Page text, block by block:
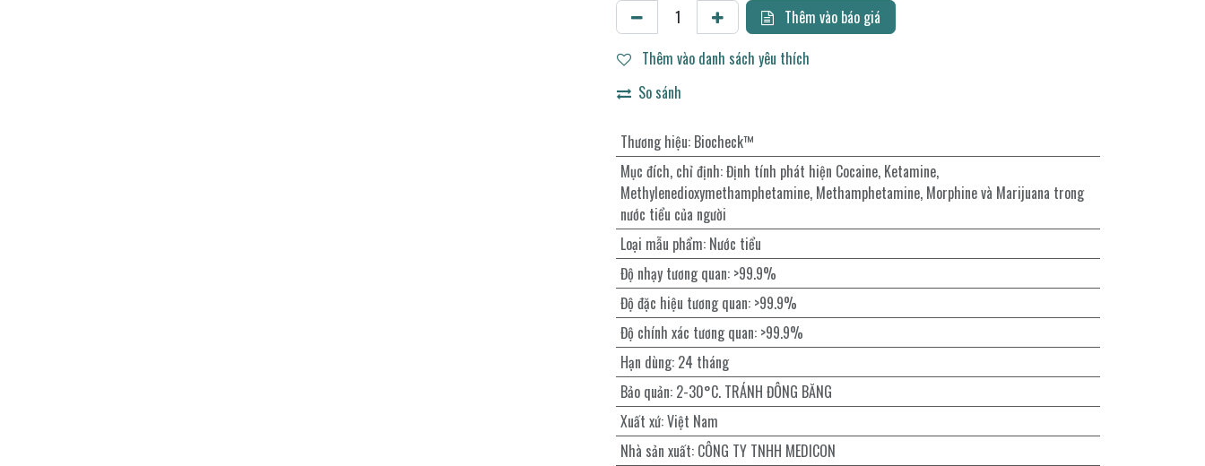
Thêm vào báo giá
Thêm vào danh sách yêu thích
So sánh
Thương hiệu: Biocheck™
Mục đích, chỉ định:Định tính phát hiện Cocaine, Ketamine,
Methylenedioxymethamphetamine, Methamphetamine, Morphine và Marijuana trong
nước tiểu của người
Loại mẫu phẩm: Nước tiểu
Độ nhạy tương quan: >99.9%
Độ đặc hiệu tương quan: >99.9%
Độ chính xác tương quan: >99.9%
Hạn dùng: 24 tháng
Bảo quản: 2-30°C. TRÁNH ĐÔNG BĂNG
Xuất xứ:Việt Nam
Nhà sản xuất: CÔNG TY TNHH MEDICON